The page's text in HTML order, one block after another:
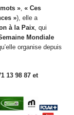
»,« Ces
»), elle a
à la Paix, qui
Mondiale
organise depuis
13 98 87 et